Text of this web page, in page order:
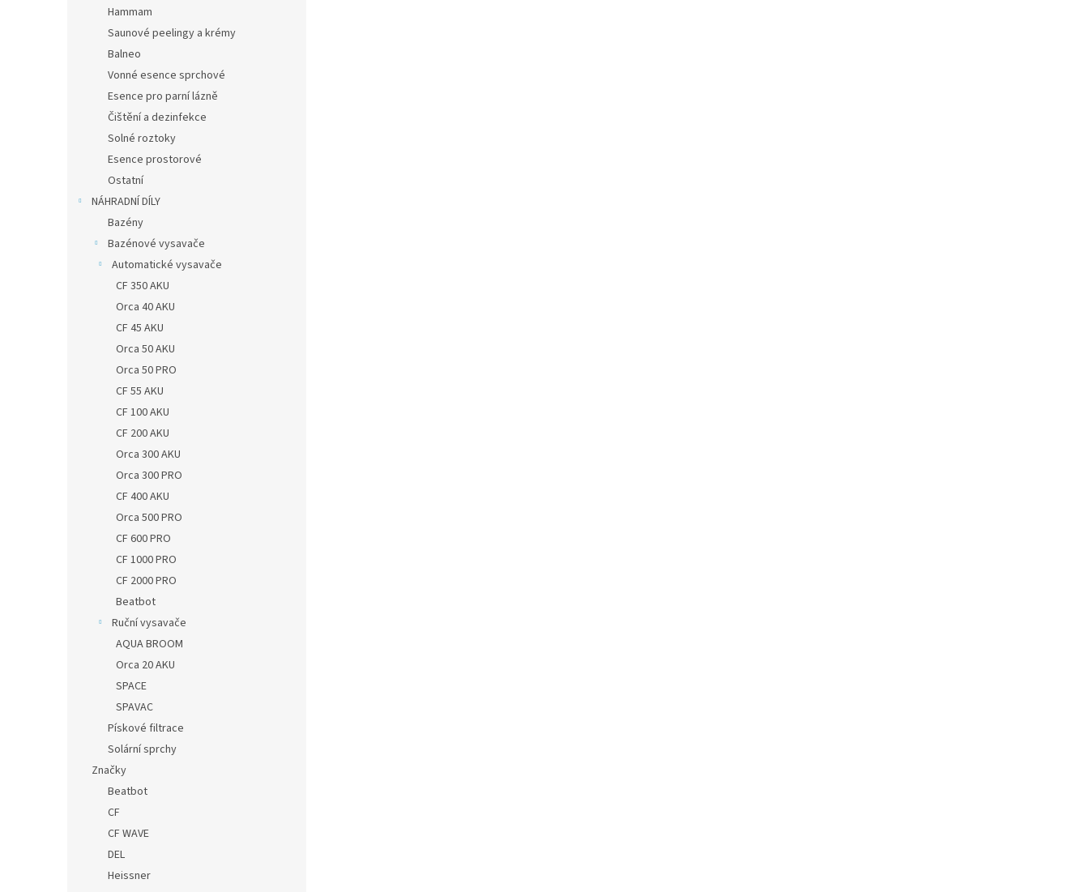
Hammam
Saunové peelingy a krémy
Balneo
Vonné esence sprchové
Esence pro parní lázně
Čištění a dezinfekce
Solné roztoky
Esence prostorové
Ostatní
NÁHRADNÍ DÍLY
Bazény
Bazénové vysavače
Automatické vysavače
CF 350 AKU
Orca 40 AKU
CF 45 AKU
Orca 50 AKU
Orca 50 PRO
CF 55 AKU
CF 100 AKU
CF 200 AKU
Orca 300 AKU
Orca 300 PRO
CF 400 AKU
Orca 500 PRO
CF 600 PRO
CF 1000 PRO
CF 2000 PRO
Beatbot
Ruční vysavače
AQUA BROOM
Orca 20 AKU
SPACE
SPAVAC
Pískové filtrace
Solární sprchy
Značky
Beatbot
CF
CF WAVE
DEL
Heissner